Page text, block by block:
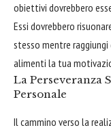
obiettivi dovrebbero
Essi dovrebbero
stesso mentre raggiungi
alimenti la tua
La Perseveranza
Personale
Il cammino verso la